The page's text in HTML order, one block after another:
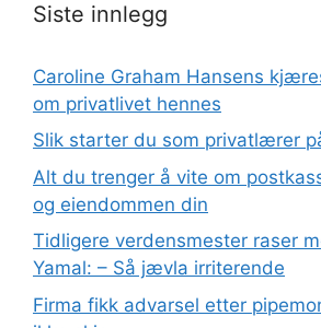
Siste innlegg
Caroline Graham Hansens
om privatlivet hennes
Slik starter du som privatlærer
Alt du trenger å vite om
og eiendommen din
Tidligere verdensmester raser
Yamal: – Så jævla irriterende
Firma fikk advarsel etter